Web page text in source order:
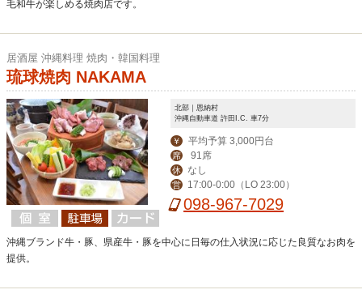
毛和牛が楽しめる焼肉店です。
居酒屋 沖縄料理 焼肉・韓国料理
琉球焼肉 NAKAMA
北部｜恩納村
沖縄自動車道 許田I.C. 車7分
￥ 平均予算 3,000円台
席 91席
休 なし
営 17:00-0:00（LO 23:00）
098-967-7029
沖縄ブランド牛・豚、県産牛・豚を中心に日毎の仕入状況に応じた良質なお肉を
提供。